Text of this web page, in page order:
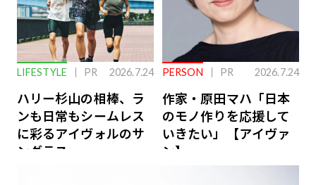
LIFESTYLE PR 2026.7.24
ハリー杉山の相棒、ラ
ンも日常もシームレス
に彩るアイヴォルのサ
ングラス
PERSON PR 2026.7.24
作家・原田マハ「日本
のモノ作りを応援して
いきたい」【アイヴァ
ン】